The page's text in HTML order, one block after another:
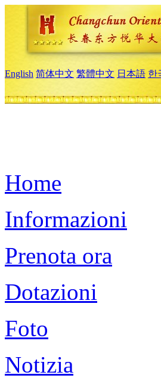
English 简体中文 繁體中文 日本語 한
Home
Informazioni
Prenota ora
Dotazioni
Foto
Notizia